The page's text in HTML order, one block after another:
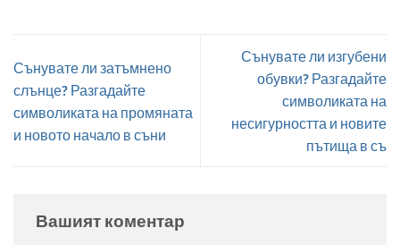
Сънувате ли затъмнено
слънце? Разгадайте
символиката на промяната
и новото начало в съни
Сънувате ли изгубени
обувки? Разгадайте
символиката на
несигурността и новите
пътища в съ
Вашият коментар